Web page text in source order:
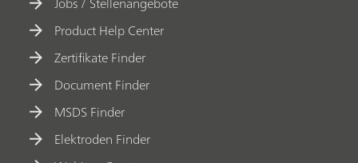
Product Help Center
Zertifikate Finder
Document Finder
MSDS Finder
Elektroden Finder